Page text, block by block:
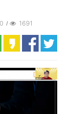
1691